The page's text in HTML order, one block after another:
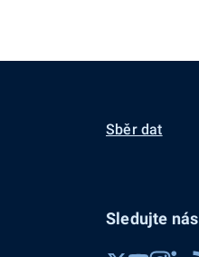
Sběr dat
Sledujte nás